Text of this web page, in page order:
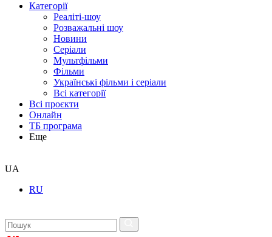
Категорії
Реаліті-шоу
Розважальні шоу
Новини
Серіали
Мультфільми
Фільми
Українські фільми і серіали
Всі категорії
Всі проєкти
Онлайн
ТБ програма
Еще
UA
RU